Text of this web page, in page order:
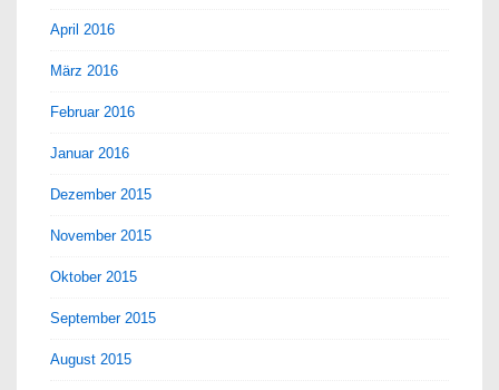
April 2016
März 2016
Februar 2016
Januar 2016
Dezember 2015
November 2015
Oktober 2015
September 2015
August 2015